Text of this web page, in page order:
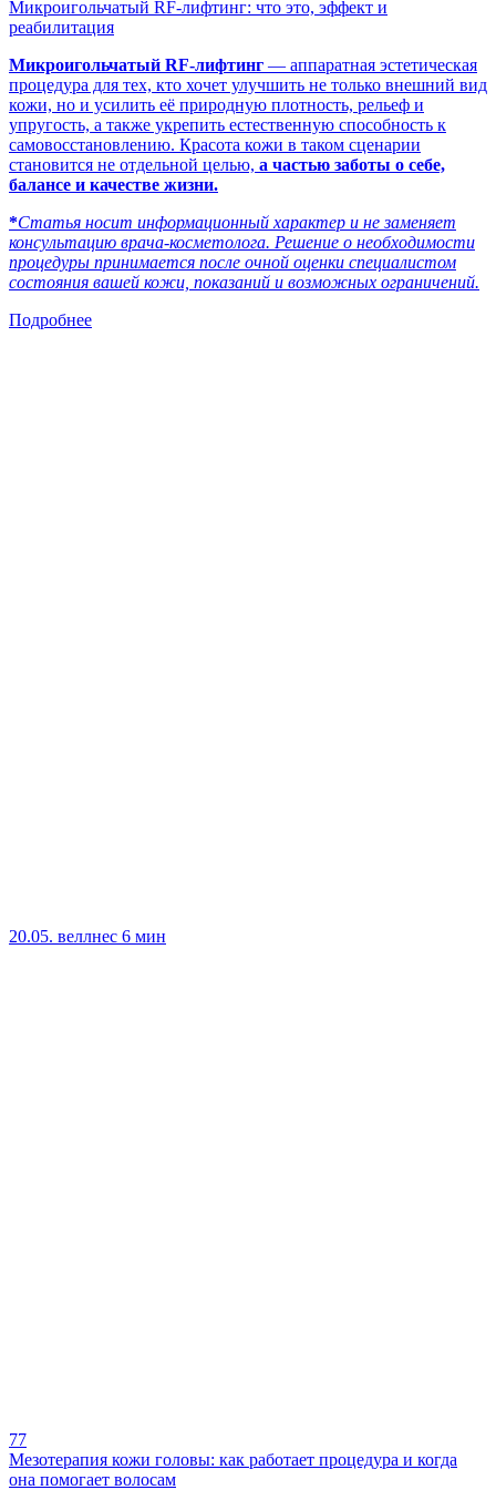
Микроигольчатый RF-лифтинг: что это, эффект и
реабилитация
Микроигольчатый RF-лифтинг — аппаратная эстетическая
процедура для тех, кто хочет улучшить не только внешний вид
кожи, но и усилить её природную плотность, рельеф и
упругость, а также укрепить естественную способность к
самовосстановлению. Красота кожи в таком сценарии
становится не отдельной целью, а частью заботы о себе,
балансе и качестве жизни.
*Статья носит информационный характер и не заменяет
консультацию врача-косметолога. Решение о необходимости
процедуры принимается после очной оценки специалистом
состояния вашей кожи, показаний и возможных ограничений.
Подробнее
20.05. веллнес 6 мин
77
Мезотерапия кожи головы: как работает процедура и когда
она помогает волосам